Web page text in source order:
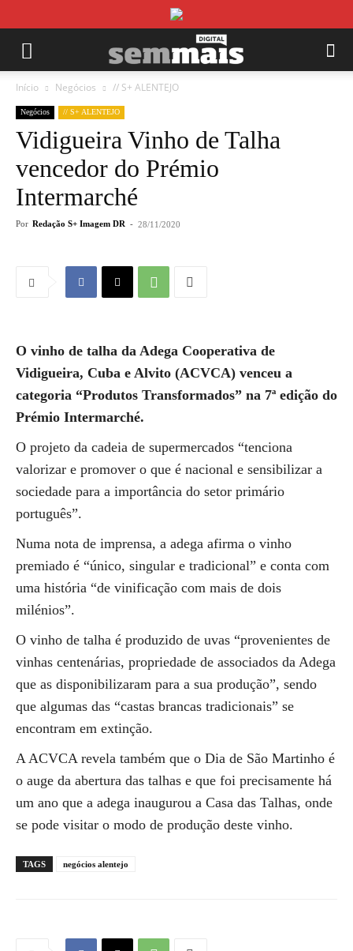
Início Negócios // S+ ALENTEJO
Negócios // S+ ALENTEJO
Vidigueira Vinho de Talha
vencedor do Prémio
Intermarché
Por Redação S+ Imagem DR - 28/11/2020
O vinho de talha da Adega Cooperativa de
Vidigueira, Cuba e Alvito (ACVCA) venceu a
categoria “Produtos Transformados” na 7ª edição do
Prémio Intermarché.
O projeto da cadeia de supermercados “tenciona
valorizar e promover o que é nacional e sensibilizar a
sociedade para a importância do setor primário
português”.
Numa nota de imprensa, a adega afirma o vinho
premiado é “único, singular e tradicional” e conta com
uma história “de vinificação com mais de dois
milénios”.
O vinho de talha é produzido de uvas “provenientes de
vinhas centenárias, propriedade de associados da Adega
que as disponibilizaram para a sua produção”, sendo
que algumas das “castas brancas tradicionais” se
encontram em extinção.
A ACVCA revela também que o Dia de São Martinho é
o auge da abertura das talhas e que foi precisamente há
um ano que a adega inaugurou a Casa das Talhas, onde
se pode visitar o modo de produção deste vinho.
TAGS negócios alentejo